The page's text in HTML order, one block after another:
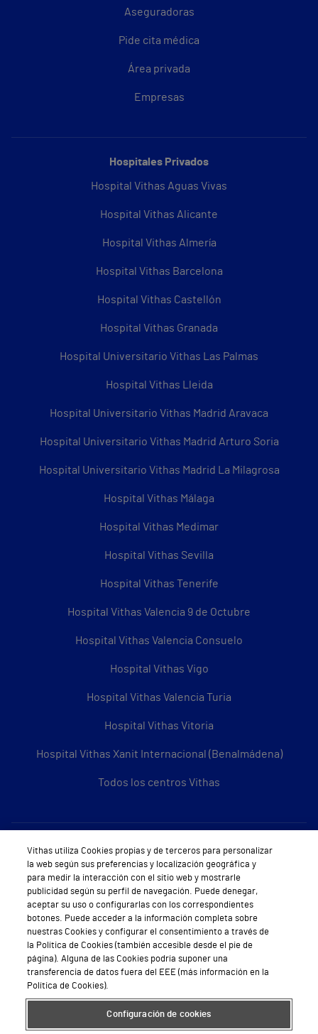
Aseguradoras
Pide cita médica
Área privada
Empresas
Hospitales Privados
Hospital Vithas Aguas Vivas
Hospital Vithas Alicante
Hospital Vithas Almería
Hospital Vithas Barcelona
Hospital Vithas Castellón
Hospital Vithas Granada
Hospital Universitario Vithas Las Palmas
Hospital Vithas Lleida
Hospital Universitario Vithas Madrid Aravaca
Hospital Universitario Vithas Madrid Arturo Soria
Hospital Universitario Vithas Madrid La Milagrosa
Hospital Vithas Málaga
Hospital Vithas Medimar
Hospital Vithas Sevilla
Hospital Vithas Tenerife
Hospital Vithas Valencia 9 de Octubre
Hospital Vithas Valencia Consuelo
Hospital Vithas Vigo
Hospital Vithas Valencia Turia
Hospital Vithas Vitoria
Hospital Vithas Xanit Internacional (Benalmádena)
Todos los centros Vithas
Sobre Vithas
Quiénes somos
Trabajar en Vithas
Teléfono Cita Médica
Teléfono Atención al Cliente
Política de seguridad y salud en el trabajo
Conoce a Supervita
Vithas utiliza Cookies propias y de terceros para personalizar
la web según sus preferencias y localización geográfica y
para medir la interacción con el sitio web y mostrarle
publicidad según su perfil de navegación. Puede denegar,
aceptar su uso o configurarlas con los correspondientes
botones. Puede acceder a la información completa sobre
nuestras Cookies y configurar el consentimiento a través de
la Política de Cookies (también accesible desde el pie de
página). Alguna de las Cookies podría suponer una
transferencia de datos fuera del EEE (más información en la
Política de Cookies).
Configuración de cookies